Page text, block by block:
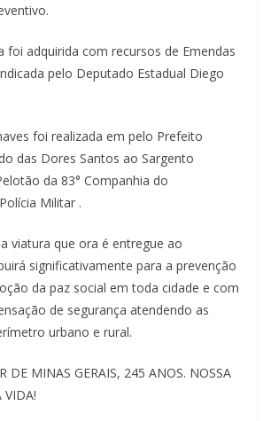
foi adquirida com recursos de Emendas
pelo Deputado Estadual Diego
foi realizada em pelo Prefeito
das Dores Santos ao Sargento
da 83° Companhia do
Militar .
viatura que ora é entregue ao
significativamente para a prevenção
da paz social em toda cidade e com
de segurança atendendo as
urbano e rural.
DE MINAS GERAIS, 245 ANOS. NOSSA
VIDA!